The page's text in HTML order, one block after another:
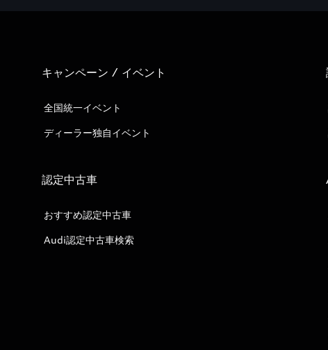
キャンペーン / イベント
全国統一イベント
ディーラー独自イベント
認定中古車
おすすめ認定中古車
Audi認定中古車検索